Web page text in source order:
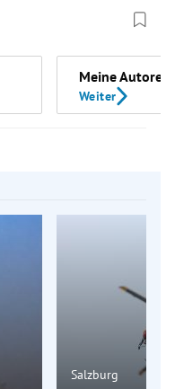
Meine Autoren
Weiter
Salzburg